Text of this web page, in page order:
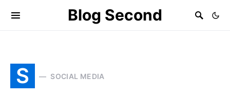
Blog Second
S SOCIAL MEDIA